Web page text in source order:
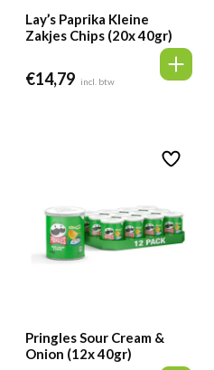
Lay’s Paprika Kleine
Zakjes Chips (20x 40gr)
€14,79 incl. btw
Pringles Sour Cream &
Onion (12x 40gr)